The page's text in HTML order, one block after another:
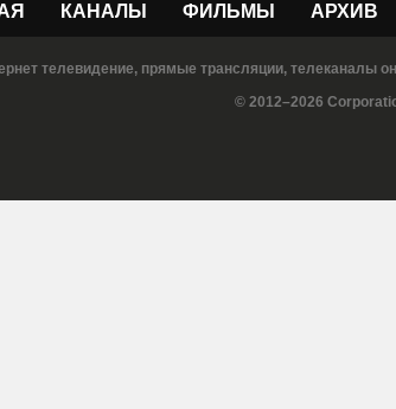
КАНАЛЫ ФИЛЬМЫ АРХИВ
телевидение, прямые трансляции, телеканалы
© 2012–2026